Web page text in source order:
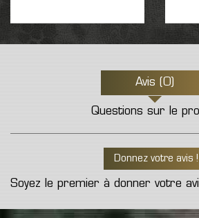
Avis (0)
Questions sur le
Donnez votre avis !
Soyez le premier à donner votre